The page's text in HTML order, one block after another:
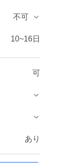
不可
10~16日
可
あり